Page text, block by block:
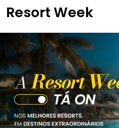
Resort Week